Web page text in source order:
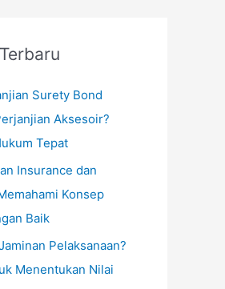
Surety Bond
Aksesoir?
Tepat
Insurance dan
Konsep
Baik
Pelaksanaan?
Menentukan Nilai